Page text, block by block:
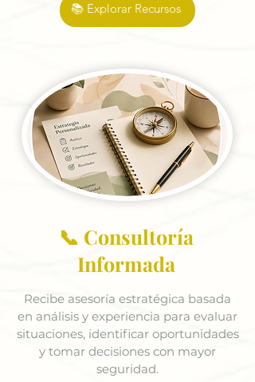
📚 Explorar Recursos
📞 Consultoría
Informada
Recibe asesoría estratégica basada
en análisis y experiencia para evaluar
situaciones, identificar oportunidades
y tomar decisiones con mayor
seguridad.